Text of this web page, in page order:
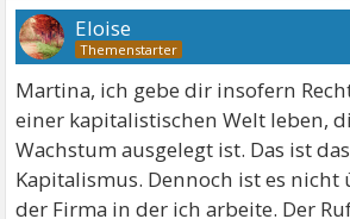
Eloise
Martina, ich gebe dir insofern
einer kapitalistischen Welt leben,
Wachstum ausgelegt ist. Das ist
Kapitalismus. Dennoch ist es nicht
der Firma in der ich arbeite. Der